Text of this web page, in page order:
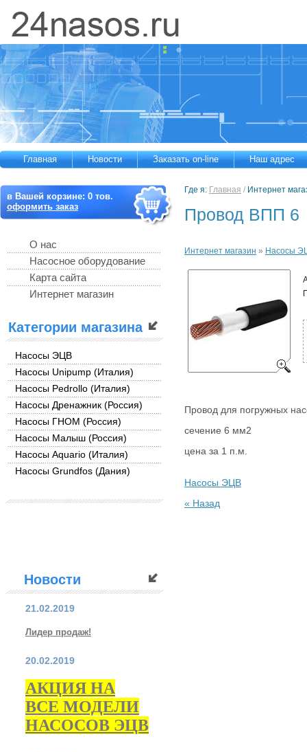
Главная Новости Заказать on-line Наш адрес
в Вашей корзине: 0 тов.
оформить заказ
О нас
Насосное оборудование
Карта сайта
Интернет магазин
Категории магазина
Насосы ЭЦВ
Насосы Unipump (Италия)
Насосы Pedrollo (Италия)
Насосы Дренажник (Россия)
Насосы ГНОМ (Россия)
Насосы Малыш (Россия)
Насосы Aquario (Италия)
Насосы Grundfos (Дания)
Новости
21.02.2019
Лидер продаж!
20.02.2019
АКЦИЯ НА
ВСЕ МОДЕЛИ
НАСОСОВ ЭЦВ
Где я: Главная / Интернет
Провод ВПП 6
Интернет магазин » Насосы
Провод для погружных
сечение 6 мм2
цена за 1 п.м.
Насосы ЭЦВ
« Назад